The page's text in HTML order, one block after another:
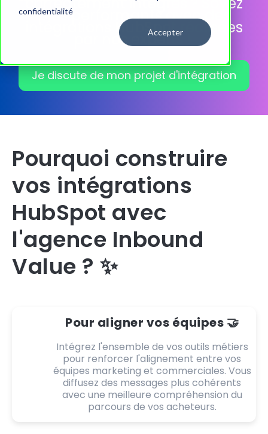
confidentialité
Accepter
plus performants avec des
intégrations HubSpot réalisées
par nos experts !
Je discute de mon projet d'intégration
Pourquoi construire
vos intégrations
HubSpot avec
l'agence Inbound
Value ? ✨
Pour aligner vos équipes 🤝
Intégrez l'ensemble de vos outils métiers
pour renforcer l'alignement entre vos
équipes marketing et commerciales. Vous
diffusez des messages plus cohérents
avec une meilleure compréhension du
parcours de vos acheteurs.